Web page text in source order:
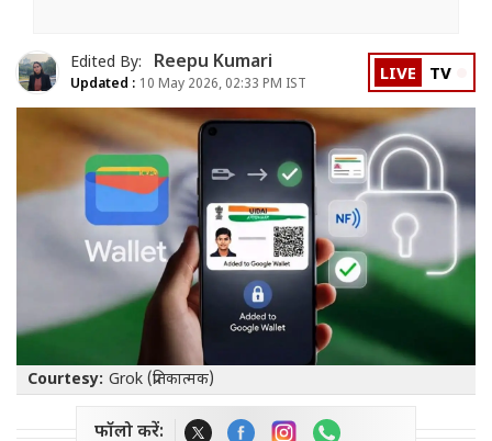
Edited By: Reepu Kumari
Updated : 10 May 2026, 02:33 PM IST LIVE TV
Courtesy: Grok (प्रतिकात्मक)
फॉलो करें: